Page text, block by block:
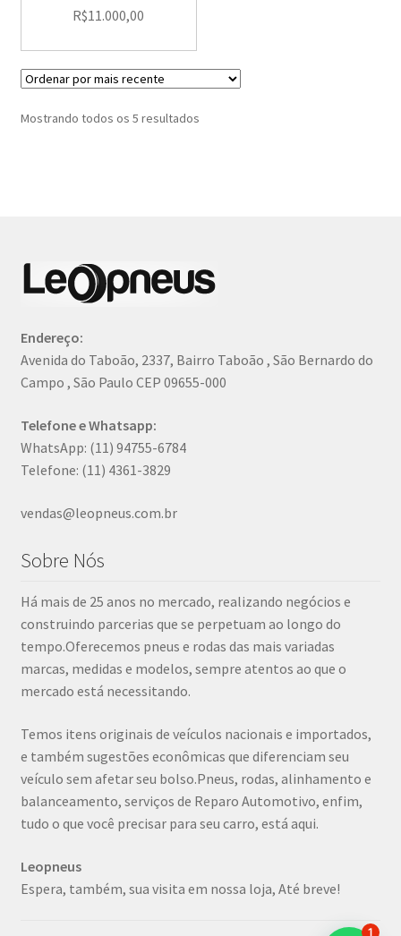
R$11.000,00
Mostrando todos os 5 resultadosClassificado
Endereço:
Avenida do Taboão, 2337, Bairro Taboão , São Bernardo do
Campo , São Paulo CEP 09655-000
Telefone e Whatsapp:
WhatsApp: (11) 94755-6784
Telefone: (11) 4361-3829
vendas@leopneus.com.br
Sobre Nós
Há mais de 25 anos no mercado, realizando negócios e
construindo parcerias que se perpetuam ao longo do
tempo.Oferecemos pneus e rodas das mais variadas
marcas, medidas e modelos, sempre atentos ao que o
mercado está necessitando.
Temos itens originais de veículos nacionais e importados,
e também sugestões econômicas que diferenciam seu
veículo sem afetar seu bolso.Pneus, rodas, alinhamento e
balanceamento, serviços de Reparo Automotivo, enfim,
tudo o que você precisar para seu carro, está aqui.
Leopneus
Espera, também, sua visita em nossa loja, Até breve!
1